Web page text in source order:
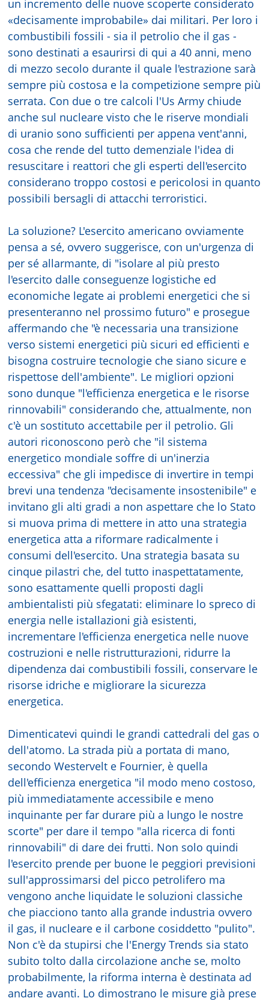
un incremento delle nuove scoperte considerato
«decisamente improbabile» dai militari. Per loro i
combustibili fossili - sia il petrolio che il gas -
sono destinati a esaurirsi di qui a 40 anni, meno
di mezzo secolo durante il quale l'estrazione sarà
sempre più costosa e la competizione sempre più
serrata. Con due o tre calcoli l'Us Army chiude
anche sul nucleare visto che le riserve mondiali
di uranio sono sufficienti per appena vent'anni,
cosa che rende del tutto demenziale l'idea di
resuscitare i reattori che gli esperti dell'esercito
considerano troppo costosi e pericolosi in quanto
possibili bersagli di attacchi terroristici.
La soluzione? L'esercito americano ovviamente
pensa a sé, ovvero suggerisce, con un'urgenza di
per sé allarmante, di "isolare al più presto
l'esercito dalle conseguenze logistiche ed
economiche legate ai problemi energetici che si
presenteranno nel prossimo futuro" e prosegue
affermando che "è necessaria una transizione
verso sistemi energetici più sicuri ed efficienti e
bisogna costruire tecnologie che siano sicure e
rispettose dell'ambiente". Le migliori opzioni
sono dunque "l'efficienza energetica e le risorse
rinnovabili" considerando che, attualmente, non
c'è un sostituto accettabile per il petrolio. Gli
autori riconoscono però che "il sistema
energetico mondiale soffre di un'inerzia
eccessiva" che gli impedisce di invertire in tempi
brevi una tendenza "decisamente insostenibile" e
invitano gli alti gradi a non aspettare che lo Stato
si muova prima di mettere in atto una strategia
energetica atta a riformare radicalmente i
consumi dell'esercito. Una strategia basata su
cinque pilastri che, del tutto inaspettatamente,
sono esattamente quelli proposti dagli
ambientalisti più sfegatati: eliminare lo spreco di
energia nelle istallazioni già esistenti,
incrementare l'efficienza energetica nelle nuove
costruzioni e nelle ristrutturazioni, ridurre la
dipendenza dai combustibili fossili, conservare le
risorse idriche e migliorare la sicurezza
energetica.
Dimenticatevi quindi le grandi cattedrali del gas o
dell'atomo. La strada più a portata di mano,
secondo Westervelt e Fournier, è quella
dell'efficienza energetica "il modo meno costoso,
più immediatamente accessibile e meno
inquinante per far durare più a lungo le nostre
scorte" per dare il tempo "alla ricerca di fonti
rinnovabili" di dare dei frutti. Non solo quindi
l'esercito prende per buone le peggiori previsioni
sull'approssimarsi del picco petrolifero ma
vengono anche liquidate le soluzioni classiche
che piacciono tanto alla grande industria ovvero
il gas, il nucleare e il carbone cosiddetto "pulito".
Non c'è da stupirsi che l'Energy Trends sia stato
subito tolto dalla circolazione anche se, molto
probabilmente, la riforma interna è destinata ad
andare avanti. Lo dimostrano le misure già prese